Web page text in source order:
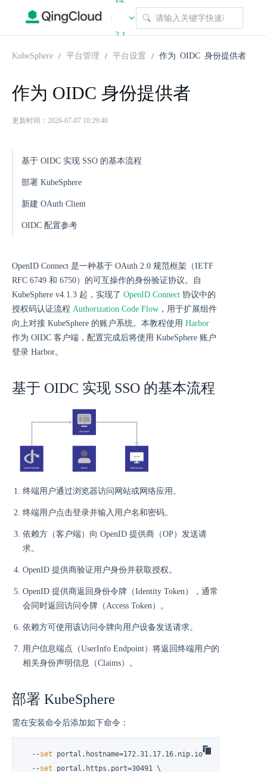
|
2.1
KubeSphere 平台管理 平台设置 作为 OIDC 身份提供者
作为 OIDC 身份提供者
更新时间：2026-07-07 10:29:40
基于 OIDC 实现 SSO 的基本流程
部署 KubeSphere
新建 OAuth Client
OIDC 配置参考
OpenID Connect 是一种基于 OAuth 2.0 规范框架（IETF
RFC 6749 和 6750）的可互操作的身份验证协议。自
KubeSphere v4.1.3 起，实现了 OpenID Connect 协议中的
授权码认证流程 Authorization Code Flow ，用于扩展组件
向上对接 KubeSphere 的账户系统。本教程使用 Harbor
作为 OIDC 客户端，配置完成后将使用 KubeSphere 账户
登录 Harbor。
基于 OIDC 实现 SSO 的基本流程
终端用户通过浏览器访问网站或网络应用。
终端用户点击登录并输入用户名和密码。
依赖方（客户端）向 OpenID 提供商（OP）发送请
求。
OpenID 提供商验证用户身份并获取授权。
OpenID 提供商返回身份令牌（Identity Token），通常
会同时返回访问令牌（Access Token）。
依赖方可使用该访问令牌向用户设备发送请求。
用户信息端点（UserInfo Endpoint）将返回终端用户的
相关身份声明信息（Claims）。
部署 KubeSphere
需在安装命令后添加如下命令：
  --
set portal.hostname=172.31.17.16.nip.io \
  --
set portal.https.port=30491 \